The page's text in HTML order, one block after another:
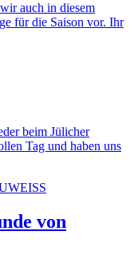
auch in diesem
für die Saison vor. Ihr
beim Jülicher
Tag und haben uns
von